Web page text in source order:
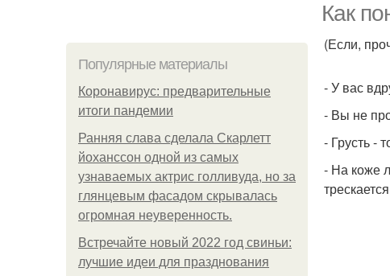
Как
Популярные материалы
Коронавирус: предварительные
итоги пандемии
Ранняя слава сделала Скарлетт
йоханссон одной из самых
узнаваемых актрис голливуда, но за
глянцевым фасадом скрывалась
огромная неуверенность.
Встречайте новый 2022 год свиньи:
лучшие идеи для празднования
(Если,
- У вас
- Вы не
- Грусть -
- На коже